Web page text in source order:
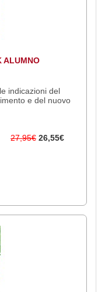
ALUMNO
indicazioni del
e del nuovo
27,95€ 26,55€